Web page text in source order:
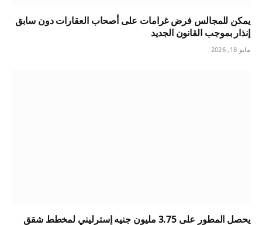
يمكن للمجالس فرض غرامات على أصحاب العقارات دون سابق
إنذار بموجب القانون الجديد
مايو 18, 2026
يحصل المطور على 3.75 مليون جنيه إسترليني لمخطط شقق